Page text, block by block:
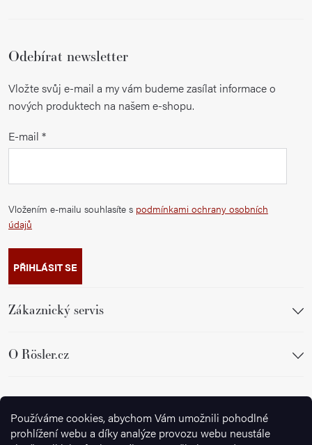
Používáme cookies, abychom Vám umožnili pohodlné
prohlížení webu a díky analýze provozu webu neustále
Odebírat newsletter
Vložte svůj e-mail a my vám budeme zasílat informace o
nových produktech na našem e-shopu.
E-mail
Vložením e-mailu souhlasíte s podmínkami ochrany osobních
údajů
PŘIHLÁSIT SE
Zákaznický servis
O Rösler.cz
Sledujte nás